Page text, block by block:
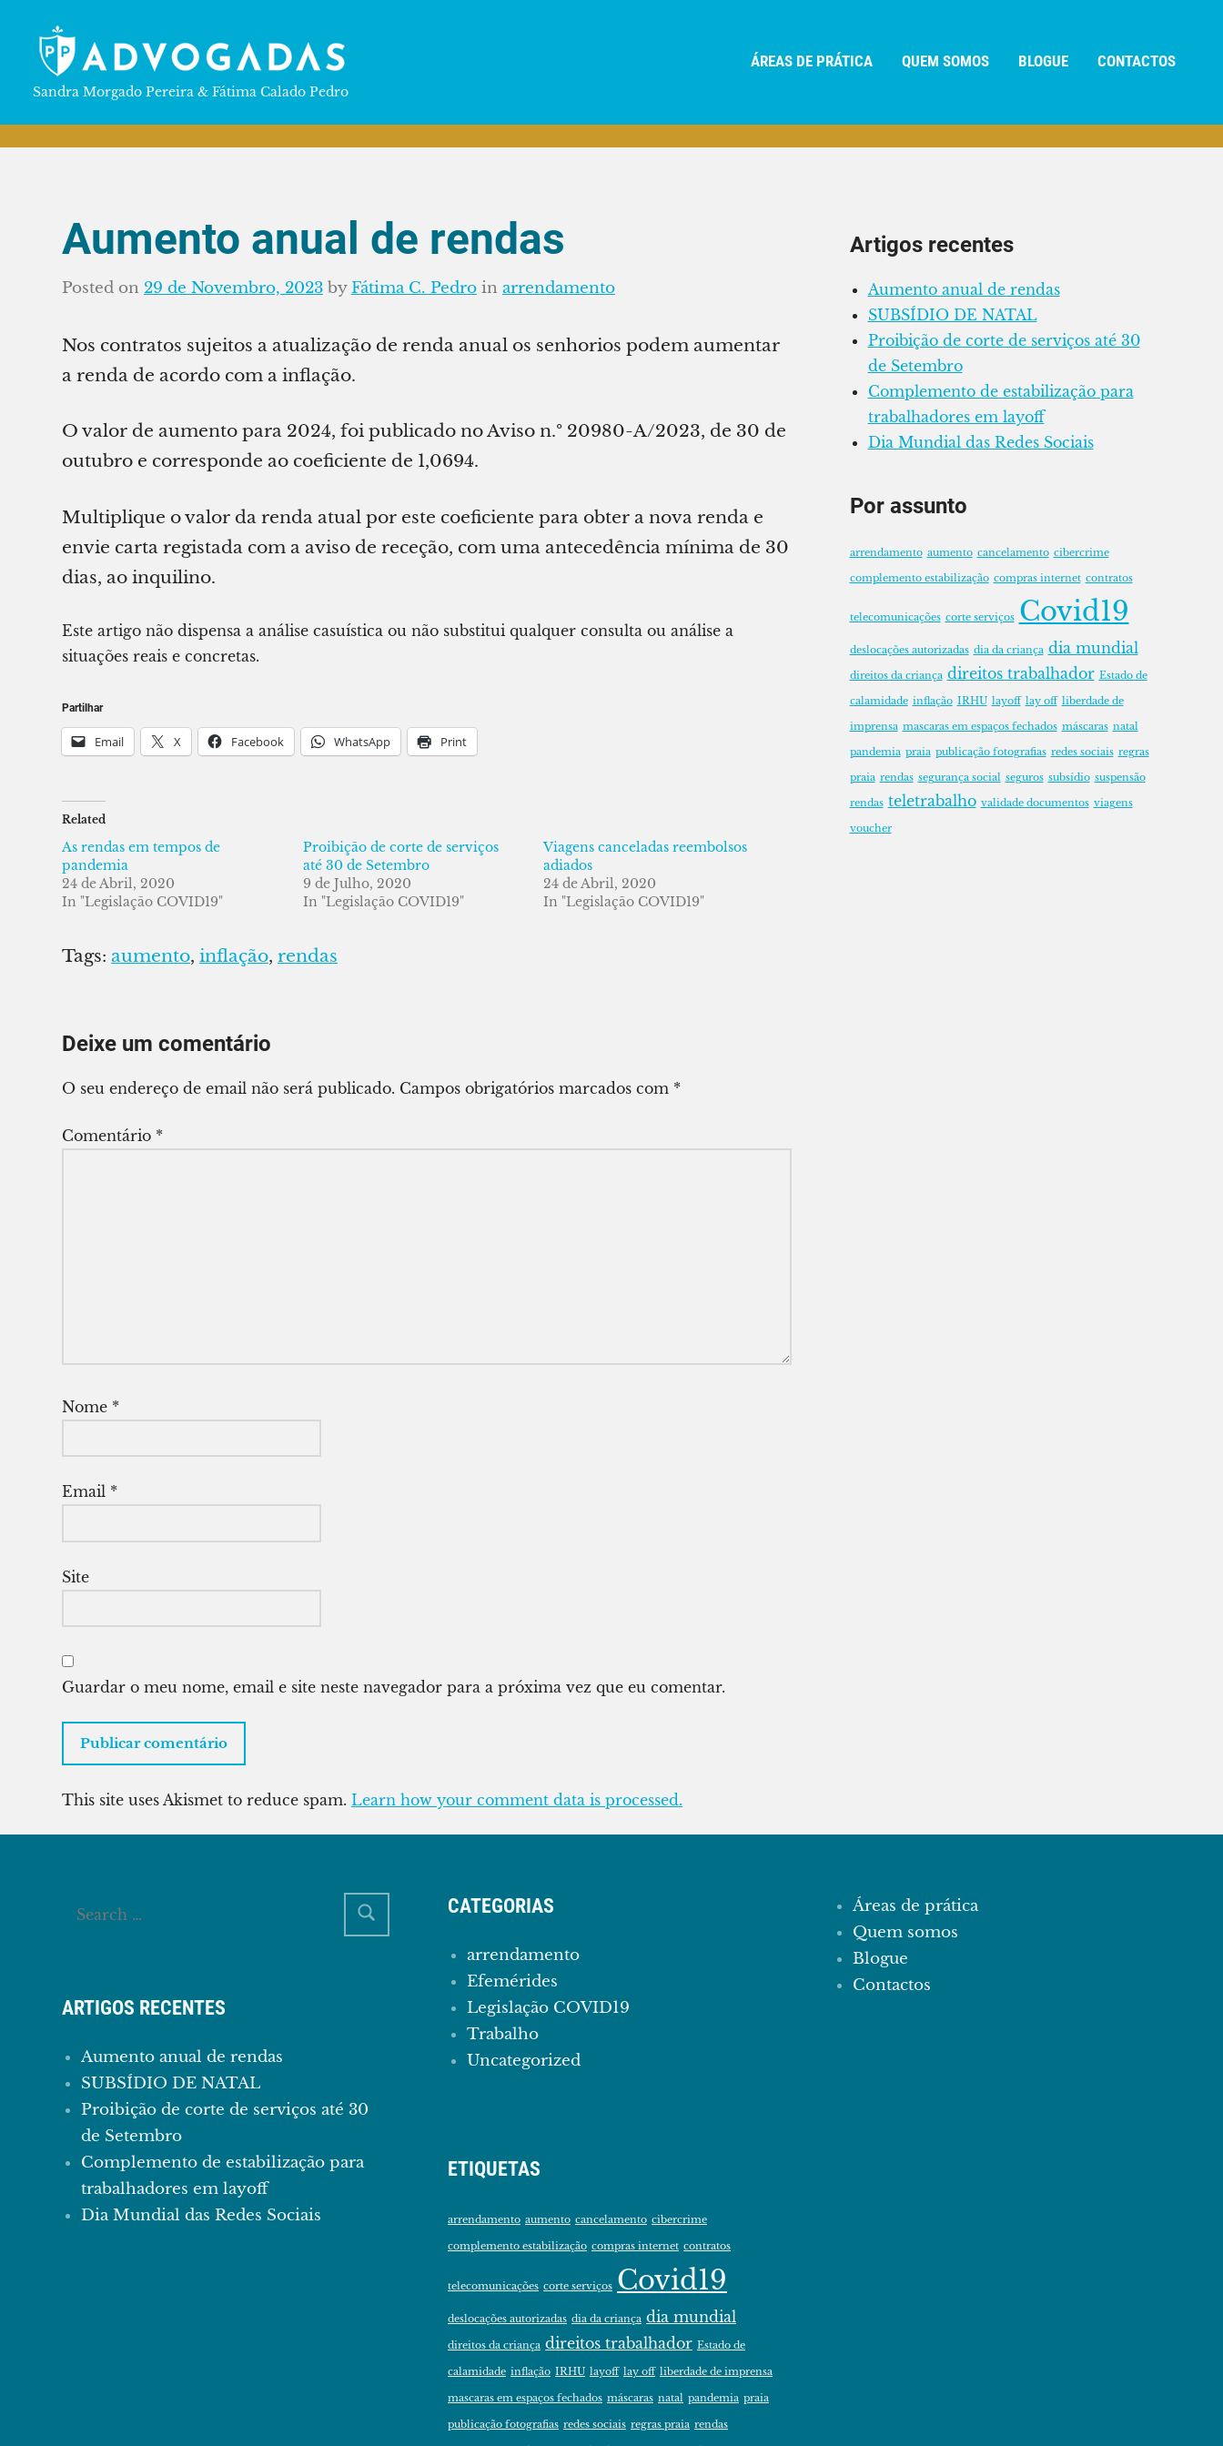
content
PP
Sandra Morgado Pereira & Fátima Calado Pedro
ÁREAS DE PRÁTICA QUEM SOMOS BLOGUE CONTACTOS
Aumento anual de rendas
Posted on 29 de Novembro, 2023 byFátima C. Pedro in arrendamento
Nos contratos sujeitos a atualização de renda anual os senhorios podem aumentar
a renda de acordo com a inflação.
O valor de aumento para 2024, foi publicado no Aviso n.º 20980-A/2023, de 30 de
outubro e corresponde ao coeficiente de 1,0694.
Multiplique o valor da renda atual por este coeficiente para obter a nova renda e
envie carta registada com a aviso de receção, com uma antecedência mínima de 30
dias, ao inquilino.
Este artigo não dispensa a análise casuística ou não substitui qualquer consulta ou análise a
situações reais e concretas.
Partilhar
Email X Facebook WhatsApp Print
Related
As rendas em tempos de
pandemia
24 de Abril, 2020
In "Legislação COVID19"
Proibição de corte de serviços
até 30 de Setembro
9 de Julho, 2020
In "Legislação COVID19"
Viagens canceladas reembolsos
adiados
24 de Abril, 2020
In "Legislação COVID19"
Tags: aumento, inflação, rendas
Deixe um comentário
O seu endereço de email não será publicado. Campos obrigatórios marcados com *
Comentário *
Nome *
Email *
Site
Guardar o meu nome, email e site neste navegador para a próxima vez que eu comentar.
This site uses Akismet to reduce spam. Learn how your comment data is processed.
Artigos recentes
Aumento anual de rendas
SUBSÍDIO DE NATAL
Proibição de corte de serviços até 30
de Setembro
Complemento de estabilização para
trabalhadores em layoff
Dia Mundial das Redes Sociais
Por assunto
arrendamento aumento cancelamento cibercrime
complemento estabilização compras internet contratos
telecomunicações corte serviços Covid19
deslocações autorizadas dia da criança dia mundial
direitos da criança direitos trabalhador Estado de
calamidade inflação IRHU layoff lay off liberdade de
imprensa mascaras em espaços fechados máscaras natal
pandemia praia publicação fotografias redes sociais regras
praia rendas segurança social seguros subsídio suspensão
rendas teletrabalho validade documentos viagens
voucher
ARTIGOS RECENTES
Aumento anual de rendas
SUBSÍDIO DE NATAL
Proibição de corte de serviços até 30
de Setembro
Complemento de estabilização para
trabalhadores em layoff
Dia Mundial das Redes Sociais
CATEGORIAS
arrendamento
Efemérides
Legislação COVID19
Trabalho
Uncategorized
ETIQUETAS
arrendamento aumento cancelamento cibercrime
complemento estabilização compras internet contratos
telecomunicações corte serviços Covid19
deslocações autorizadas dia da criança dia mundial
direitos da criança direitos trabalhador Estado de
calamidade inflação IRHU layoff lay off liberdade de imprensa
mascaras em espaços fechados máscaras natal pandemia praia
publicação fotografias redes sociais regras praia rendas
Áreas de prática
Quem somos
Blogue
Contactos